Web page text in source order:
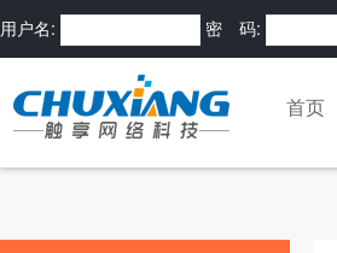
用户名: 密 码:
首页